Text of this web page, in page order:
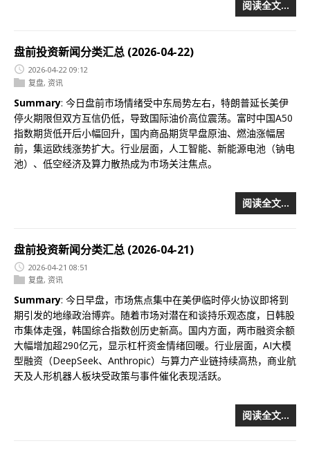
阅读全文…
盘前投资新闻分类汇总 (2026-04-22)
2026-04-22 09:12
复盘, 资讯
Summary: 今日盘前市场情绪受中东局势左右，特朗普延长美伊
停火期限但双方互信仍低，导致国际油价高位震荡。富时中国A50
指数期货低开后小幅回升，国内商品期货早盘原油、燃油涨幅居
前，集运欧线涨势扩大。行业层面，人工智能、新能源电池（钠电
池）、低空经济及算力散热成为市场关注焦点。
阅读全文…
盘前投资新闻分类汇总 (2026-04-21)
2026-04-21 08:51
复盘, 资讯
Summary: 今日早盘，市场焦点集中在美伊临时停火协议即将到
期引发的地缘政治博弈。随着市场对潜在和谈持乐观态度，日韩股
市集体走强，韩国综合指数创历史新高。国内方面，两市融资余额
大幅增加超290亿元，显示杠杆资金情绪回暖。行业层面，AI大模
型融资（DeepSeek、Anthropic）与算力产业链持续高热，商业航
天及人形机器人板块受政策与事件催化表现活跃。
阅读全文…